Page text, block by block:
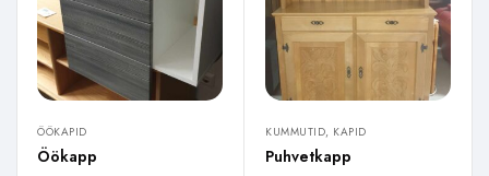
ÖÖKAPID
Öökapp
KUMMUTID, KAPID
Puhvetkapp